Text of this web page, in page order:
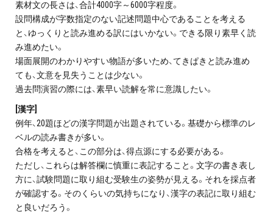
プライバシーポリシー
免責事項・著作権等
プロ教師が届ける
公式LINE＠
素材文の長さは、合計4000字～6000字程度。
設問構成が字数指定のない記述問題中心であることを考える
と、ゆっくりと読み進める訳にはいかない。できる限り素早く読
み進めたい。
場面展開のわかりやすい物語が多いため、てきぱきと読み進め
ても、文意を見失うことは少ない。
過去問演習の際には、素早い読解を常に意識したい。
[漢字]
例年、20題ほどの漢字問題が出題されている。基礎から標準のレ
ベルの読み書きが多い。
合格を考えると、この部分は、得点源にする必要がある。
ただし、これらは解答欄に慎重に表記すること。文字の書き表し
方に、試験問題に取り組む受験生の姿勢が見える。それを採点者
が確認する。そのくらいの気持ちになり、漢字の表記に取り組む
と良いだろう。